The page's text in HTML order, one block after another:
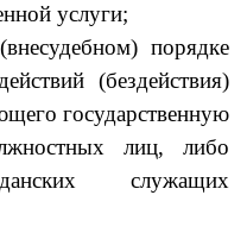
услуги;
порядке
(бездействия)
государственную
лиц, либо
служащих